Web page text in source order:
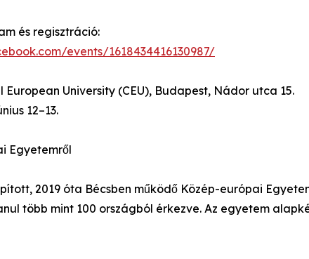
és regisztráció:
events/1618434416130987/
European University (CEU), Budapest, Nádor utca 15.
12–13.
Egyetemről
2019 óta Bécsben működő Közép-európai
több mint 100 országból érkezve. Az egyetem